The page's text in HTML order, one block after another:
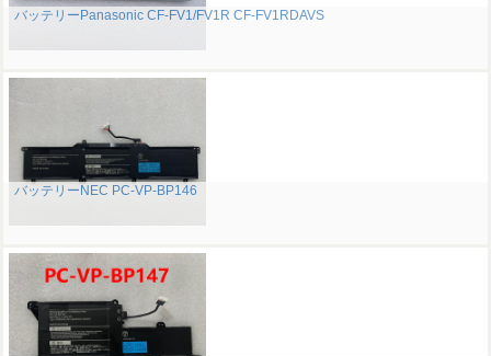
バッテリーPanasonic CF-FV1/FV1R CF-FV1RDAVS
バッテリーNEC PC-VP-BP146